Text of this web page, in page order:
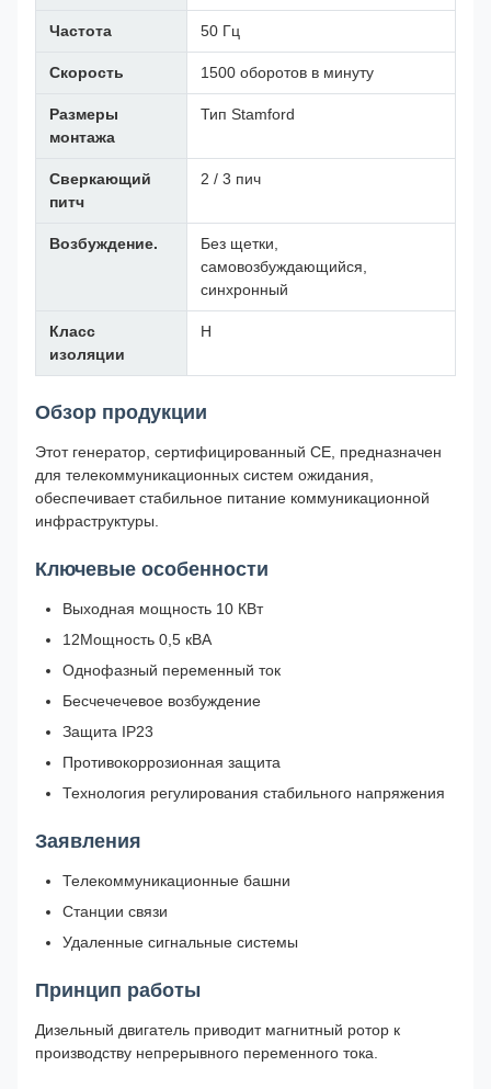
Частота 50 Гц
Скорость 1500 оборотов в минуту
Размеры
монтажа
Тип Stamford
Сверкающий
питч
2 / 3 пич
Возбуждение.
Без щетки,
самовозбуждающийся,
синхронный
Класс
изоляции
H
Обзор продукции
Этот генератор, сертифицированный CE, предназначен
для телекоммуникационных систем ожидания,
обеспечивает стабильное питание коммуникационной
инфраструктуры.
Ключевые особенности
Выходная мощность 10 КВт
12Мощность 0,5 кВА
Однофазный переменный ток
Бесчечечевое возбуждение
Защита IP23
Противокоррозионная защита
Технология регулирования стабильного напряжения
Заявления
Телекоммуникационные башни
Станции связи
Удаленные сигнальные системы
Принцип работы
Дизельный двигатель приводит магнитный ротор к
производству непрерывного переменного тока.